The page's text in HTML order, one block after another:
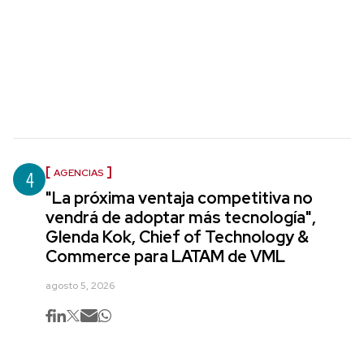
4 AGENCIAS
"La próxima ventaja competitiva no
vendrá de adoptar más tecnología",
Glenda Kok, Chief of Technology &
Commerce para LATAM de VML
agosto 5, 2026